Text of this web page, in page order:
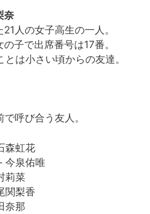
奈
人の女子高生の一人。
子で出席番号は17番。
は小さい頃からの友達。
呼び合う友人。
森虹花
今泉佑唯
莉菜
関梨香
奈那